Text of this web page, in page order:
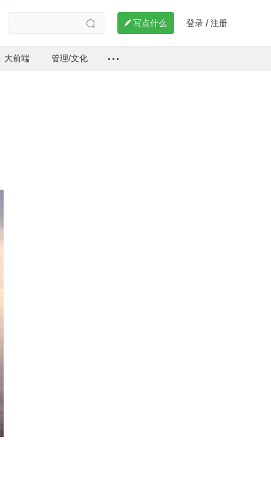
  写点什么 登录 / 注册
大前端 管理/文化